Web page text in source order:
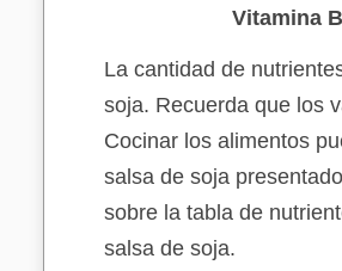
Vitamina
La cantidad de
soja. Recuerda que los
Cocinar los alimentos
salsa de soja
sobre la tabla de
salsa de soja.